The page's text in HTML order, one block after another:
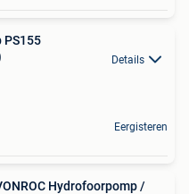
PS155
Details
Eergisteren
Hydrofoorpomp /